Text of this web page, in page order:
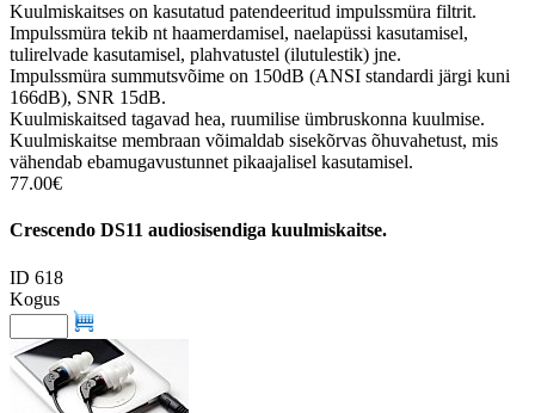
Kuulmiskaitses on kasutatud patendeeritud impulssmüra filtrit.
Impulssmüra tekib nt haamerdamisel, naelapüssi kasutamisel,
tulirelvade kasutamisel, plahvatustel (ilutulestik) jne.
Impulssmüra summutsvõime on 150dB (ANSI standardi järgi kuni
166dB), SNR 15dB.
Kuulmiskaitsed tagavad hea, ruumilise ümbruskonna kuulmise.
Kuulmiskaitse membraan võimaldab sisekõrvas õhuvahetust, mis
vähendab ebamugavustunnet pikaajalisel kasutamisel.
77.00€
Crescendo DS11 audiosisendiga kuulmiskaitse.
ID 618
Kogus